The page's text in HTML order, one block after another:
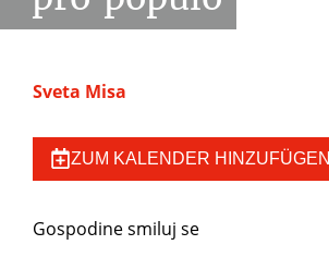
Sveta Misa
ZUM KALENDER HINZUFÜGEN
Gospodine smiluj se